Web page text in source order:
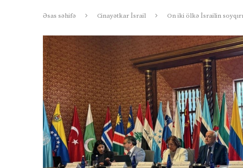
Əsas səhifə Cinayətkar İsrail On iki ölkə İsrailin